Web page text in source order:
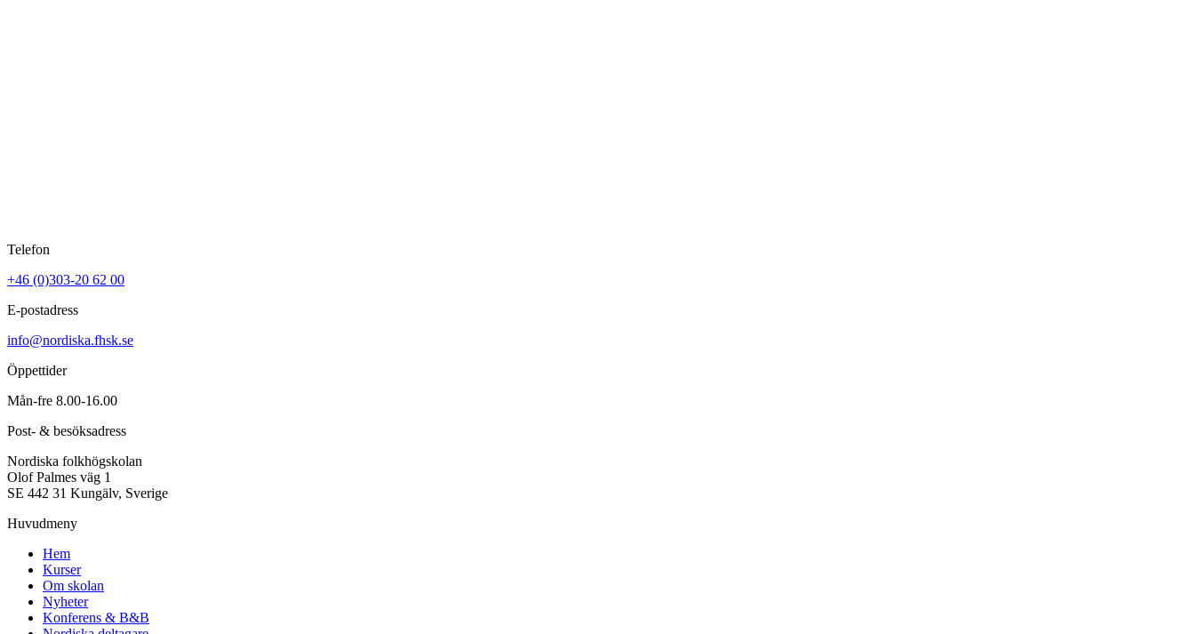
Telefon
+46 (0)303-20 62 00
E-postadress
info@nordiska.fhsk.se
Öppettider
Mån-fre 8.00-16.00
Post- & besöksadress
Nordiska folkhögskolan
Olof Palmes väg 1
SE 442 31 Kungälv, Sverige
Huvudmeny
Hem
Kurser
Om skolan
Nyheter
Konferens & B&B